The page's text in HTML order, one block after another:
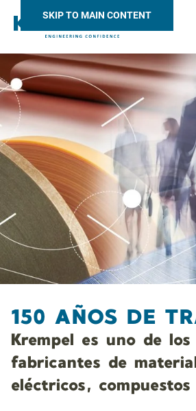
SKIP TO MAIN CONTENT
Search
150 AÑOS DE
Krempel es uno de
fabricantes de
eléctricos,